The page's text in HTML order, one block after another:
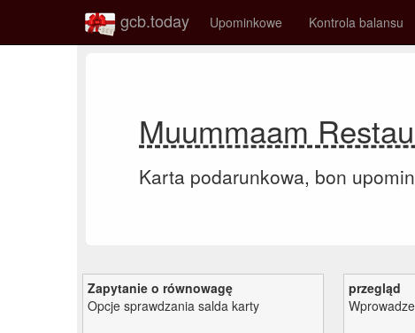
gcb.today Upominkowe Kontrola balansu
Muummaam
Karta podarunkowa, bon
Zapytanie o równowagę
Opcje sprawdzania salda karty
przegląd